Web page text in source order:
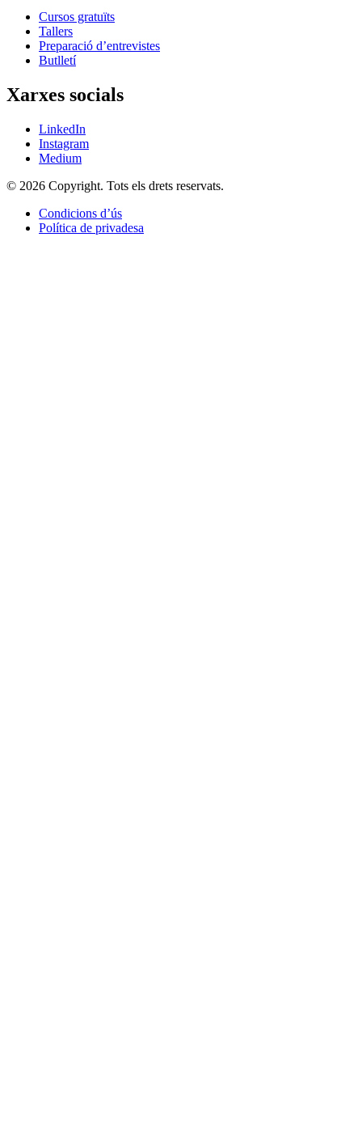
Cursos gratuïts
Tallers
Preparació d’entrevistes
Butlletí
Xarxes socials
LinkedIn
Instagram
Medium
© 2026 Copyright. Tots els drets reservats.
Condicions d’ús
Política de privadesa